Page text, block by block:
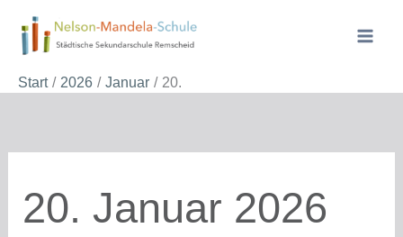
Inhalt
springen
Start
2026 Januar 20.
20. Januar 2026